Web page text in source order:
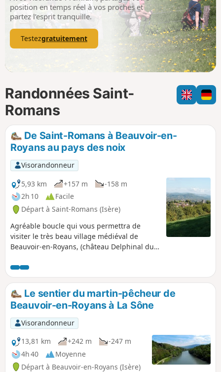
p
position en temps réel à vos proches et
partez l’esprit tranquille.
Testezgratuitement
Randonnées Saint-
Romans
De Saint-Romans à Beauvoir-en-
Royans au pays des noix
Visorandonneur
5,93 km
+157 m
-158 m
2h 10
Facile
Départ à Saint-Romans (Isère)
Agréable boucle qui vous permettra de
visiter le très beau village médiéval de
Beauvoir-en-Royans, (château Delphinal du
maisons et place médiévale), le temps de
visite du village n'est pas compris dans la
randonnée. Vous traverserez de nombreuses
noyeraies, culture emblématique de la
région. La balade est en grande partie
ombragée et peut très bien se faire en
famille.
Le sentier du martin-pêcheur de
Beauvoir-en-Royans à La Sône
Visorandonneur
13,81 km
+242 m
-247 m
4h 40
Moyenne
Départ à Beauvoir-en-Royans (Isère)